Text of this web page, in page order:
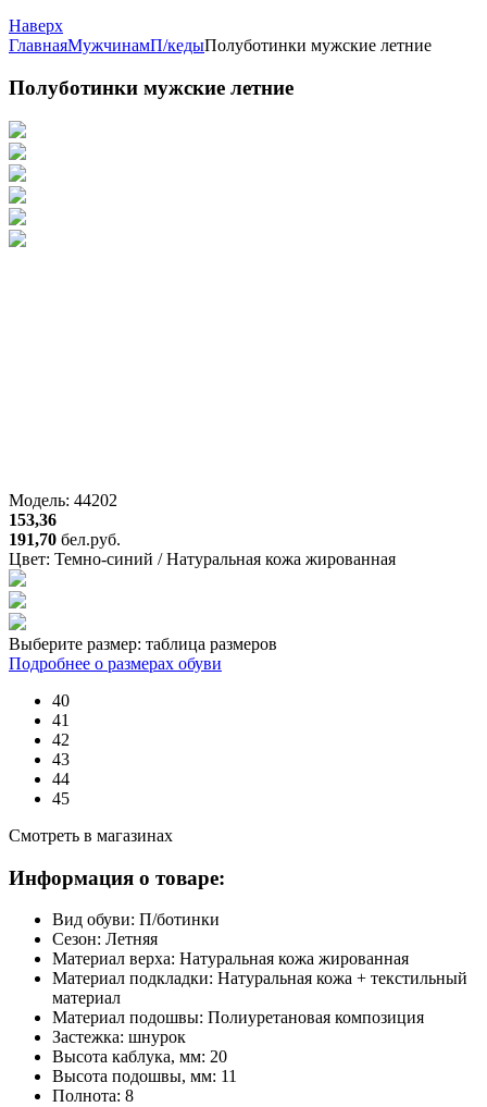
Наверх
ГлавнаяМужчинамП/кедыПолуботинки мужские летние
Полуботинки мужские летние
Модель: 44202
153,36
191,70 бел.руб.
Цвет: Темно-синий / Натуральная кожа жированная
Выберите размер: таблица размеров
Подробнее о размерах обуви
40
41
42
43
44
45
Смотреть в магазинах
Информация о товаре:
Вид обуви: П/ботинки
Сезон: Летняя
Материал верха: Натуральная кожа жированная
Материал подкладки: Натуральная кожа + текстильный
материал
Материал подошвы: Полиуретановая композиция
Застежка: шнурок
Высота каблука, мм: 20
Высота подошвы, мм: 11
Полнота: 8